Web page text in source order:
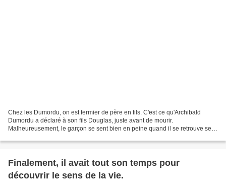
Chez les Dumordu, on est fermier de père en fils. C'est ce qu'Archibald
Dumordu a déclaré à son fils Douglas, juste avant de mourir.
Malheureusement, le garçon se sent bien en peine quand il se retrouve seul
Finalement, il avait tout son temps pour
découvrir le sens de la vie.